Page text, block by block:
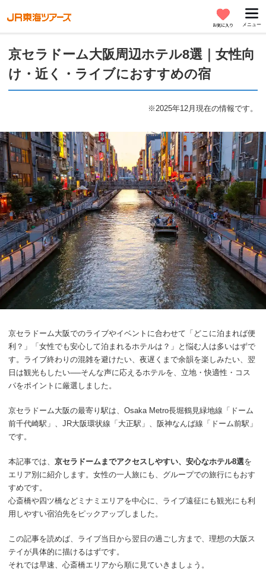
お気に入り メニュー
京セラドーム大阪周辺ホテル8選｜女性向
け・近く・ライブにおすすめの宿
※2025年12月現在の情報です。
京セラドーム大阪でのライブやイベントに合わせて「どこに泊まれば便
利？」「女性でも安心して泊まれるホテルは？」と悩む人は多いはずで
す。ライブ終わりの混雑を避けたい、夜遅くまで余韻を楽しみたい、翌
日は観光もしたい──そんな声に応えるホテルを、立地・快適性・コス
パをポイントに厳選しました。
京セラドーム大阪の最寄り駅は、Osaka Metro長堀鶴見緑地線「ドーム
前千代崎駅」、JR大阪環状線「大正駅」、阪神なんば線「ドーム前駅」
です。
本記事では、 京セラドームまでアクセスしやすい、安心なホテル8選を
エリア別に紹介します。女性の一人旅にも、グループでの旅行にもおす
すめです。
心斎橋や四ツ橋などミナミエリアを中心に、ライブ遠征にも観光にも利
用しやすい宿泊先をピックアップしました。
この記事を読めば、ライブ当日から翌日の過ごし方まで、理想の大阪ス
テイが具体的に描けるはずです。
それでは早速、心斎橋エリアから順に見ていきましょう。